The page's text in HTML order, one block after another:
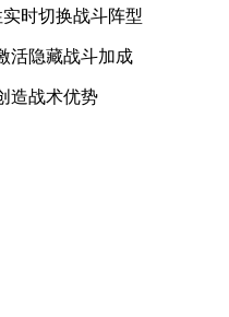
时切换战斗阵型
活隐藏战斗加成
造战术优势